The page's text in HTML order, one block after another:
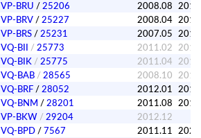
VP-BRU /25206 2008.08
VP-BRV /25227 2008.04
VP-BRS /25231 2007.05
VQ-BII / 25773 2011.02
VQ-BIK / 25775 2011.04
VQ-BAB / 28565 2008.10
VQ-BRF /28052 2012.01
VQ-BNM /28201 2011.08
VP-BKW / 29204
2012.12
VQ-BPD /7567 2011.11